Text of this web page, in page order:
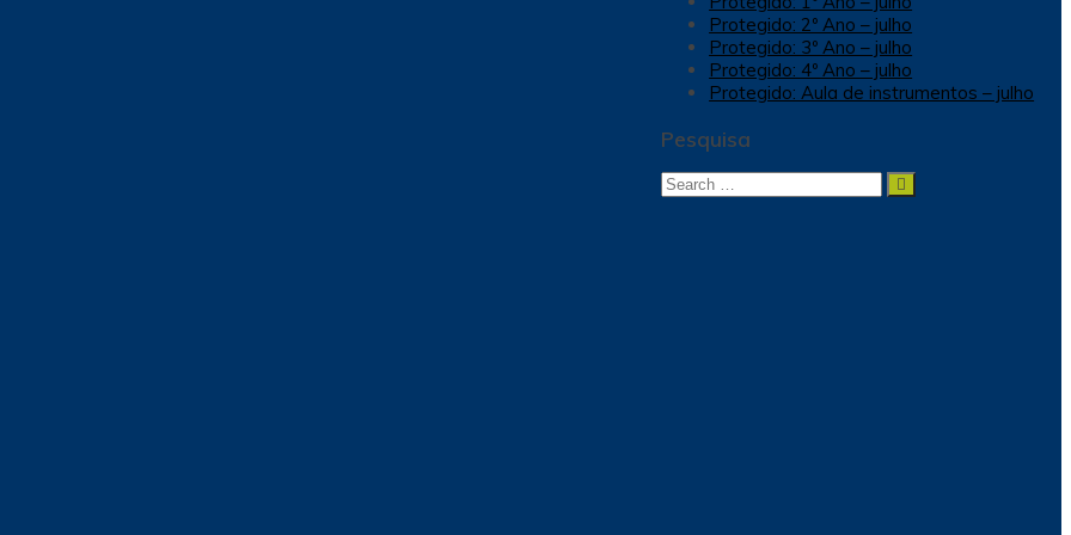
Protegido: 2º Ano – julho
Protegido: 3º Ano – julho
Protegido: 4º Ano – julho
Protegido: Aula de instrumentos – julho
Pesquisa
Search
Search